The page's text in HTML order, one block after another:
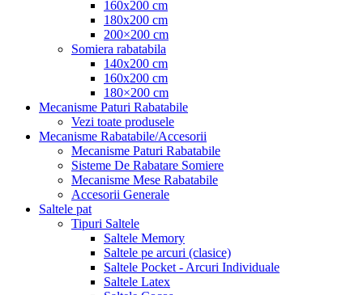
160x200 cm
180x200 cm
200×200 cm
Somiera rabatabila
140x200 cm
160x200 cm
180×200 cm
Mecanisme Paturi Rabatabile
Vezi toate produsele
Mecanisme Rabatabile/Accesorii
Mecanisme Paturi Rabatabile
Sisteme De Rabatare Somiere
Mecanisme Mese Rabatabile
Accesorii Generale
Saltele pat
Tipuri Saltele
Saltele Memory
Saltele pe arcuri (clasice)
Saltele Pocket - Arcuri Individuale
Saltele Latex